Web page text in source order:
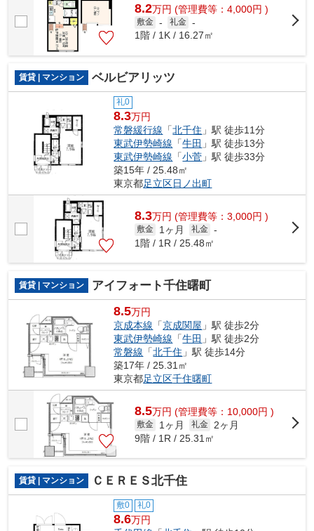
8.2万円 (管理費等：4,000円 )
敷金 - 礼金 -
1階 / 1K / 16.27㎡
賃貸 | マンション ベルビアリッツ
礼0
8.3万円
常磐緩行線 「北千住 」駅 徒歩11分
東武伊勢崎線 「牛田 」駅 徒歩13分
東武伊勢崎線 「小菅 」駅 徒歩33分
築15年 / 25.48㎡
東京都足立区日ノ出町
8.3万円 (管理費等：3,000円 )
敷金 1ヶ月 礼金 -
1階 / 1R / 25.48㎡
賃貸 | マンション アイフォート千住曙町
8.5万円
京成本線 「京成関屋 」駅 徒歩2分
東武伊勢崎線 「牛田 」駅 徒歩2分
常磐線 「北千住 」駅 徒歩14分
築17年 / 25.31㎡
東京都足立区千住曙町
8.5万円 (管理費等：10,000円 )
敷金 1ヶ月 礼金
2ヶ月
9階 / 1R / 25.31㎡
賃貸 | マンション ＣＥＲＥＳ北千住
敷0 礼0
8.6万円